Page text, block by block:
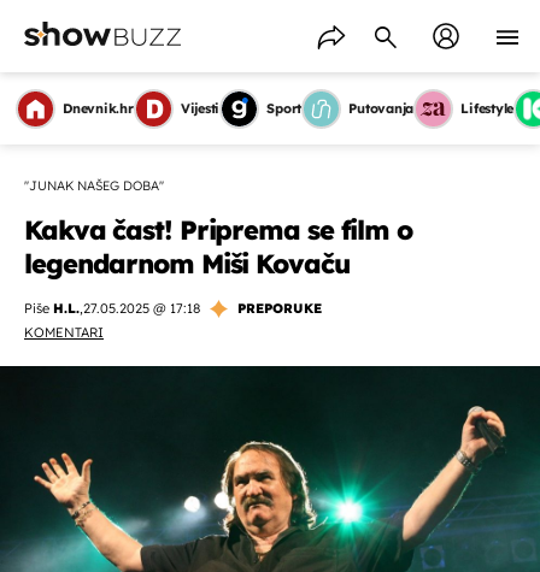
Dnevnik.hr Vijesti Sport Putovanja Lifestyle
''JUNAK NAŠEG DOBA''
Kakva čast! Priprema se film o
legendarnom Miši Kovaču
Piše H.L.,27.05.2025 @ 17:18
PREPORUKE
KOMENTARI
OMOGUĆI OBAVIJESTI